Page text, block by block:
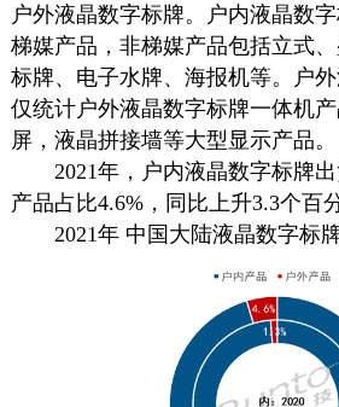
户外液晶数字标牌。户内液晶数
梯媒产品，非梯媒产品包括立式
标牌、电子水牌、海报机等。户
仅统计户外液晶数字标牌一体机
屏，液晶拼接墙等大型显示产品。
2021年，户内液晶数字标牌
产品占比4.6%，同比上升3.3个百
2021年 中国大陆液晶数字标